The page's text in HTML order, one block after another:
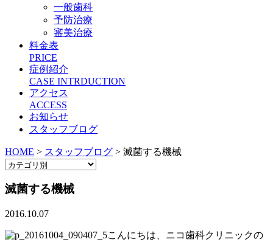
一般歯科
予防治療
審美治療
料金表
PRICE
症例紹介
CASE INTRDUCTION
アクセス
ACCESS
お知らせ
スタッフブログ
HOME > スタッフブログ > 滅菌する機械
滅菌する機械
2016.10.07
こんにちは、ニコ歯科クリニックの